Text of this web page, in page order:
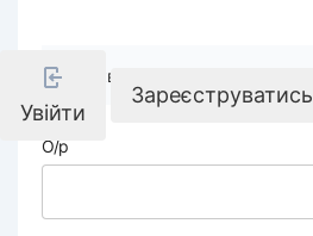
Увійти
Зареєструватись
Реквізити компанії
О/р